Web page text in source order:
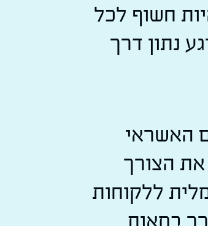
חשוף לכל
נתון דרך
האשראי
את הצורך
ללקוחות